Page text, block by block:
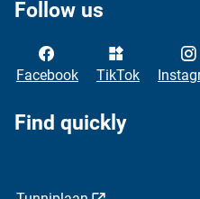
Follow us
Facebook TikTok
Find quickly